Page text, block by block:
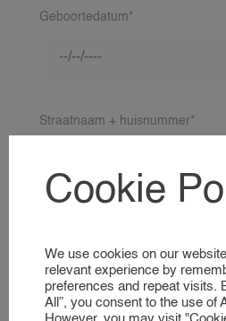
Geboortedatum*
Straatnaam + huisnummer*
Cookie
We use cookies on our
relevant experience by
preferences and repeat visits.
All”, you consent to the use of